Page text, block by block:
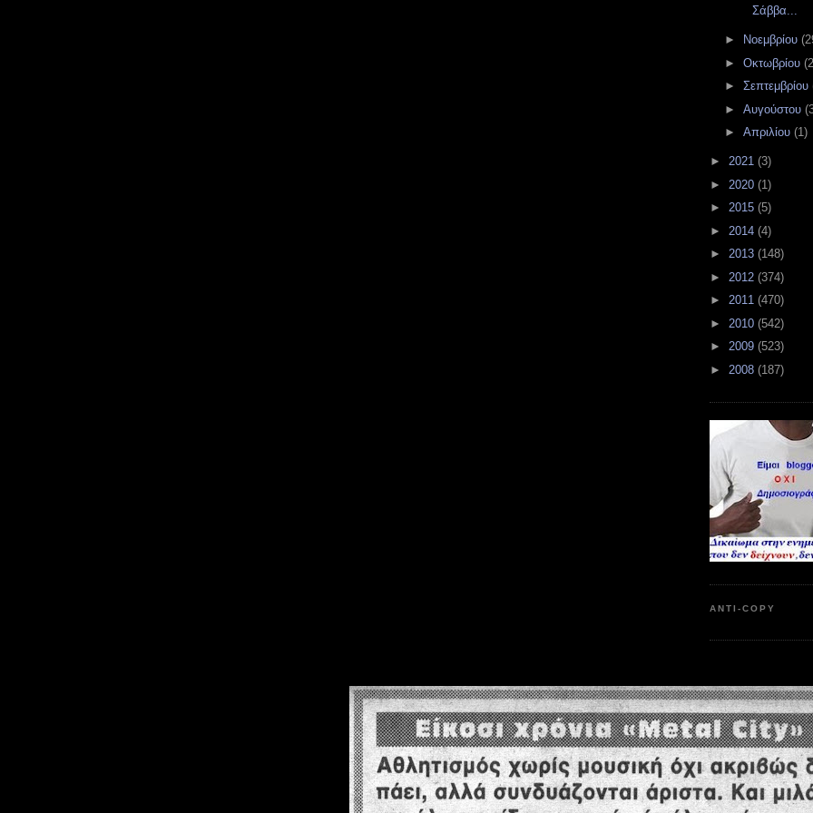
Σάββα...
► Νοεμβρίου
► Οκτωβρίου
► Σεπτεμβρίου
► Αυγούστου
► Απριλίου (1)
► 2021 (3)
► 2020 (1)
► 2015 (5)
► 2014 (4)
► 2013 (148)
► 2012 (374)
► 2011 (470)
► 2010 (542)
► 2009 (523)
► 2008 (187)
ANTI-COPY